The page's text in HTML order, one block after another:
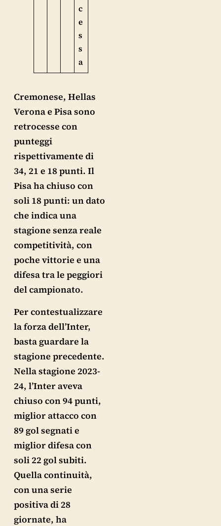
c
e
s
s
a
Cremonese, Hellas
Verona e Pisa sono
retrocesse con
punteggi
rispettivamente di
34, 21 e 18 punti. Il
Pisa ha chiuso con
soli 18 punti: un dato
che indica una
stagione senza reale
competitività, con
poche vittorie e una
difesa tra le peggiori
del campionato.
Per contestualizzare
la forza dell’Inter,
basta guardare la
stagione precedente.
Nella stagione 2023-
24, l’Inter aveva
chiuso con 94 punti,
miglior attacco con
89 gol segnati e
miglior difesa con
soli 22 gol subiti.
Quella continuità,
con una serie
positiva di 28
giornate, ha